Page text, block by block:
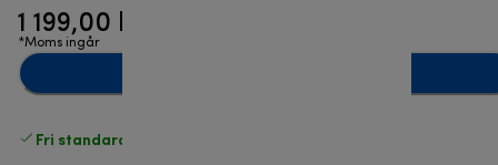
1 199,00 kr
*Moms ingår
Fri standardleverans